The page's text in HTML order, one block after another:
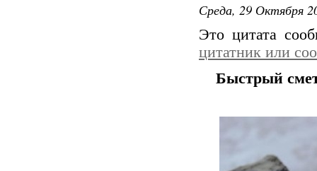
Среда, 29 Октября
Это цитата
цитатник или
Быстрый